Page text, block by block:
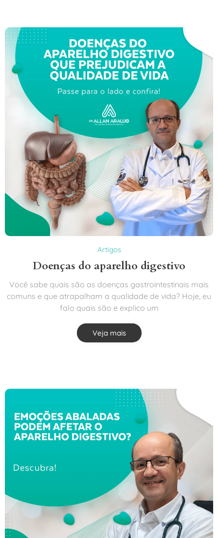
Artigos
Doenças do aparelho digestivo
Você sabe quais são as doenças gastrointestinais mais
comuns e que atrapalham a qualidade de vida? Hoje, eu
falo quais são e explico um
Veja mais